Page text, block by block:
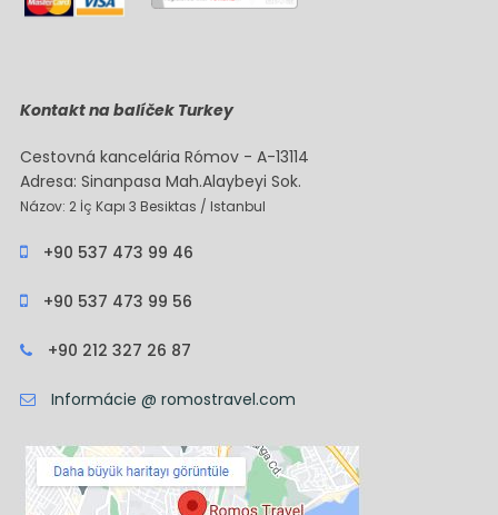
Kontakt na balíček Turkey
Cestovná kancelária Rómov - A-13114
Adresa: Sinanpasa Mah.Alaybeyi Sok.
Názov: 2 İç Kapı 3 Besiktas / Istanbul
+90 537 473 99 46
+90 537 473 99 56
+90 212 327 26 87
Informácie @ romostravel.com